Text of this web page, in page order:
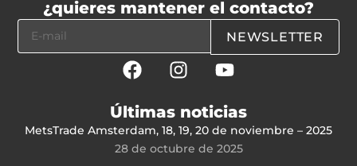
¿quieres mantener el contacto?
NEWSLETTER
Últimas noticias
MetsTrade Amsterdam, 18, 19, 20 de noviembre – 2025
28 de octubre de 2025